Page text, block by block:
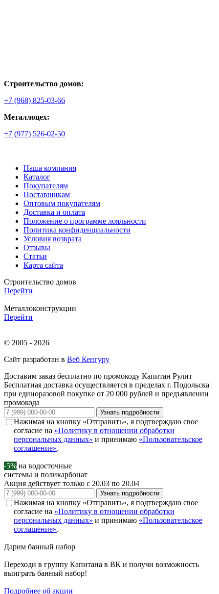
Строительство домов:
+7 (968) 825-03-66
Металлоцех:
+7 (977) 526-02-50
Наша компания
Каталог
Покупателям
Поставщикам
Оптовым покупателям
Доставка и оплата
Положение о программе лояльности
Политика конфиденциальности
Условия возврата
Отзывы
Статьи
Карта сайта
Строительство домов
Перейти
Металлоконструкции
Перейти
© 2005 - 2026
Сайт разработан в Веб Кенгуру
Доставим заказ бесплатно по промокоду Капитан Рулит
Бесплатная доставка осуществляется в пределах г. Подольска
при единоразовой покупке от 20 000 рублей и предъявлении
промокода
Узнать подробности
Нажимая на кнопку «Отправить», я подтверждаю свое
согласие на «Политику в отношении обработки
персональных данных» и принимаю «Пользовательское
соглашение».
-5% на водосточные
системы и поликарбонат
Акция действует только с 20.03 по 20.04
Узнать подробности
Нажимая на кнопку «Отправить», я подтверждаю свое
согласие на «Политику в отношении обработки
персональных данных» и принимаю «Пользовательское
соглашение».
Дарим банный набор
Переходи в группу Капитана в ВК и получи возможность
выиграть банный набор!
Подробнее об акции